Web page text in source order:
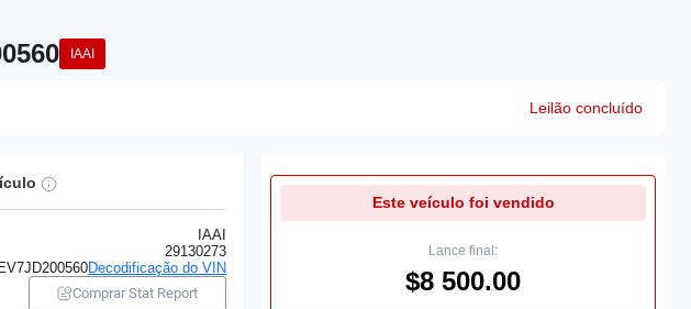
IAAI
Leilão concluído
IAAI
29130273
Decodificação do VIN
Comprar Stat Report
Este veículo foi vendido
Lance final:
$8 500.00